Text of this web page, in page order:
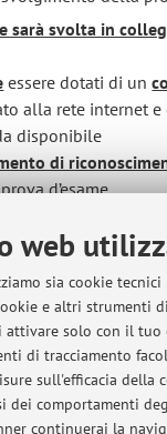
web
sia cookie tecnici
e altri strumenti
solo con il tuo
di tracciamento
sull'efficacia della
dei comportamenti
continuerai la
sarà svolta in
essere dotati di un
alla rete internet
disponibile
di
d’esame
Ultimi avvisi
per lo svolgimento